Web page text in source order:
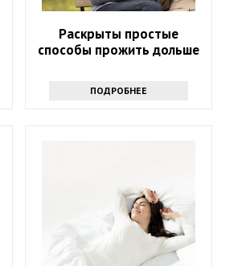
Раскрыты простые
способы прожить дольше
ПОДРОБНЕЕ